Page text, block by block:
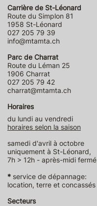
Carrière de St-Léonard
Route du Simplon 81
1958 St-Léonard
027 205 79 39
info@mtamta.ch
Parc de Charrat
Route du Léman 25
1906 Charrat
027 205 79 42
charrat@mtamta.ch
Horaires
du lundi au vendredi
horaires selon la saison
samedi d'avril à octobre
uniquement à St-Léonard,
7h > 12h - après-midi fermé
* service de dépannage:
location, terre et concassés
Secteurs